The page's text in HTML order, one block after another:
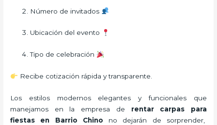
Número de invitados
Ubicación del evento
Tipo de celebración
Recibe cotización rápida y transparente.
Los estilos modernos elegantes y funcionales que
manejamos en la empresa de rentar carpas para
fiestas en Barrio Chino no dejarán de sorprender,